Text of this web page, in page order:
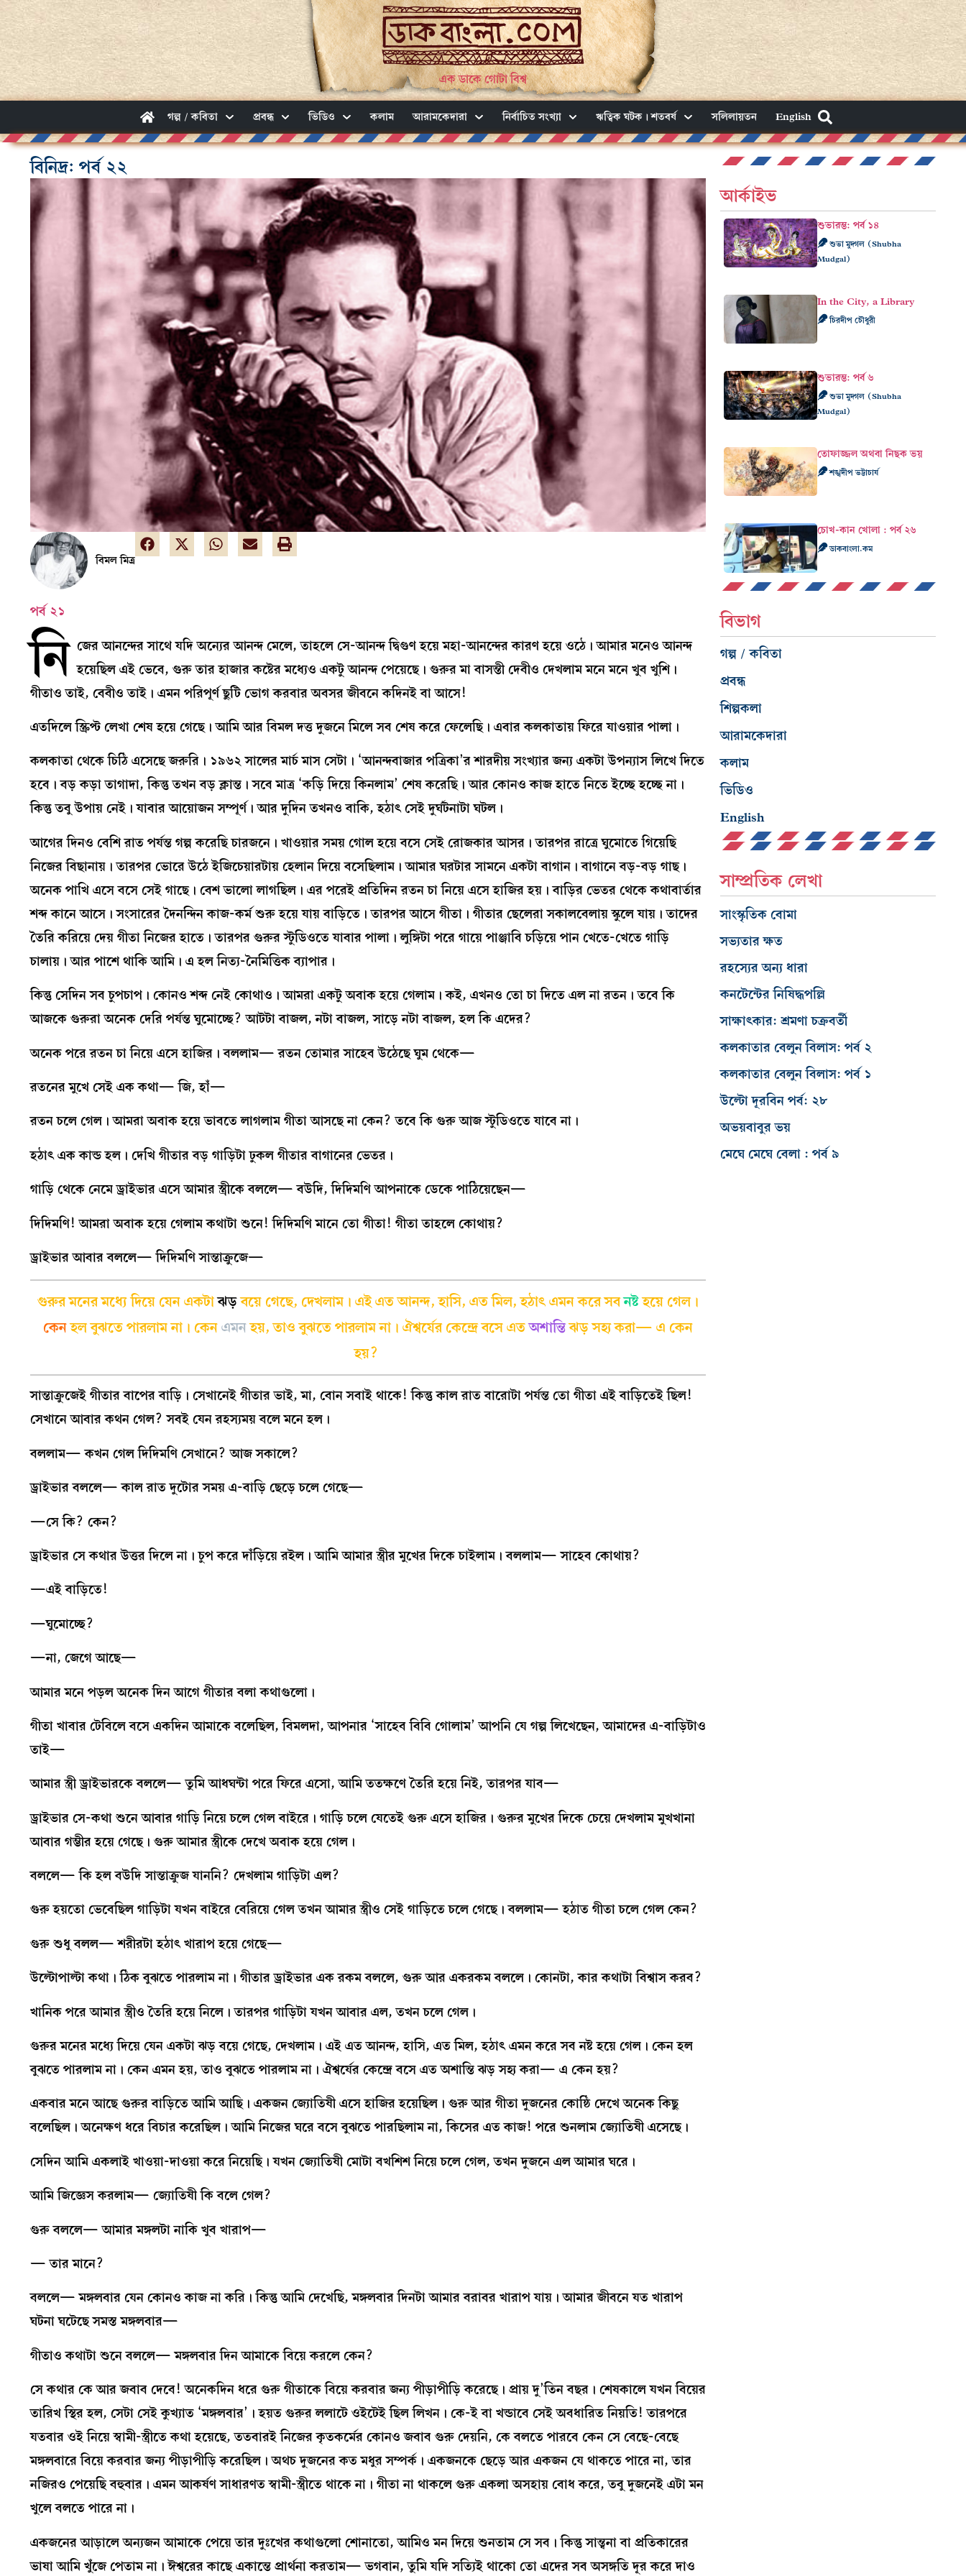
এক ডাকে গোটা বিশ্ব
গল্প / কবিতা প্রবন্ধ ভিডিও কলাম আরামকেদারা নির্বাচিত সংখ্যা ঋত্বিক ঘটক। শতবর্ষ সলিলায়তন English
বিনিদ্র: পর্ব ২২
বিমল মিত্র
পর্ব ২১
নি জের আনন্দের সাথে যদি অন্যের আনন্দ মেলে, তাহলে সে-আনন্দ দ্বিগুণ হয়ে মহা-আনন্দের কারণ হয়ে ওঠে। আমার মনেও আনন্দ
হয়েছিল এই ভেবে, গুরু তার হাজার কষ্টের মধ্যেও একটু আনন্দ পেয়েছে। গুরুর মা বাসন্তী দেবীও দেখলাম মনে মনে খুব খুশি।
গীতাও তাই, বেবীও তাই। এমন পরিপূর্ণ ছুটি ভোগ করবার অবসর জীবনে কদিনই বা আসে!
এতদিলে স্ক্রিপ্ট লেখা শেষ হয়ে গেছে। আমি আর বিমল দত্ত দুজনে মিলে সব শেষ করে ফেলেছি। এবার কলকাতায় ফিরে যাওয়ার পালা।
কলকাতা থেকে চিঠি এসেছে জরুরি। ১৯৬২ সালের মার্চ মাস সেটা। ‘আনন্দবাজার পত্রিকা’র শারদীয় সংখ্যার জন্য একটা উপন্যাস লিখে দিতে
হবে। বড় কড়া তাগাদা, কিন্তু তখন বড় ক্লান্ত। সবে মাত্র ‘কড়ি দিয়ে কিনলাম’ শেষ করেছি। আর কোনও কাজ হাতে নিতে ইচ্ছে হচ্ছে না।
কিন্তু তবু উপায় নেই। যাবার আয়োজন সম্পূর্ণ। আর দুদিন তখনও বাকি, হঠাৎ সেই দুর্ঘটনাটা ঘটল।
আগের দিনও বেশি রাত পর্যন্ত গল্প করেছি চারজনে। খাওয়ার সময় গোল হয়ে বসে সেই রোজকার আসর। তারপর রাত্রে ঘুমোতে গিয়েছি
নিজের বিছানায়। তারপর ভোরে উঠে ইজিচেয়ারটায় হেলান দিয়ে বসেছিলাম। আমার ঘরটার সামনে একটা বাগান। বাগানে বড়-বড় গাছ।
অনেক পাখি এসে বসে সেই গাছে। বেশ ভালো লাগছিল। এর পরেই প্রতিদিন রতন চা নিয়ে এসে হাজির হয়। বাড়ির ভেতর থেকে কথাবার্তার
শব্দ কানে আসে। সংসারের দৈনন্দিন কাজ-কর্ম শুরু হয়ে যায় বাড়িতে। তারপর আসে গীতা। গীতার ছেলেরা সকালবেলায় স্কুলে যায়। তাদের
তৈরি করিয়ে দেয় গীতা নিজের হাতে। তারপর গুরুর স্টুডিওতে যাবার পালা। লুঙ্গিটা পরে গায়ে পাঞ্জাবি চড়িয়ে পান খেতে-খেতে গাড়ি
চালায়। আর পাশে থাকি আমি। এ হল নিত্য-নৈমিত্তিক ব্যাপার।
কিন্তু সেদিন সব চুপচাপ। কোনও শব্দ নেই কোথাও। আমরা একটু অবাক হয়ে গেলাম। কই, এখনও তো চা দিতে এল না রতন। তবে কি
আজকে গুরুরা অনেক দেরি পর্যন্ত ঘুমোচ্ছে? আটটা বাজল, নটা বাজল, সাড়ে নটা বাজল, হল কি এদের?
অনেক পরে রতন চা নিয়ে এসে হাজির। বললাম— রতন তোমার সাহেব উঠেছে ঘুম থেকে—
রতনের মুখে সেই এক কথা— জি, হাঁ—
রতন চলে গেল। আমরা অবাক হয়ে ভাবতে লাগলাম গীতা আসছে না কেন? তবে কি গুরু আজ স্টুডিওতে যাবে না।
হঠাৎ এক কান্ড হল। দেখি গীতার বড় গাড়িটা ঢুকল গীতার বাগানের ভেতর।
গাড়ি থেকে নেমে ড্রাইভার এসে আমার স্ত্রীকে বললে— বউদি, দিদিমণি আপনাকে ডেকে পাঠিয়েছেন—
দিদিমণি! আমরা অবাক হয়ে গেলাম কথাটা শুনে! দিদিমণি মানে তো গীতা! গীতা তাহলে কোথায়?
ড্রাইভার আবার বললে— দিদিমণি সান্তাক্রুজে—
গুরুর মনের মধ্যে দিয়ে যেন একটাঝড়বয়ে গেছে, দেখলাম। এই এত আনন্দ, হাসি, এত মিল, হঠাৎ এমন করে সবনষ্টহয়ে গেল।
কেনহল বুঝতে পারলাম না। কেনএমনহয়, তাও বুঝতে পারলাম না। ঐশ্বর্যের কেন্দ্রে বসে এতঅশান্তিঝড় সহ্য করা— এ কেন
হয়?
সান্তাক্রুজেই গীতার বাপের বাড়ি। সেখানেই গীতার ভাই, মা, বোন সবাই থাকে! কিন্তু কাল রাত বারোটা পর্যন্ত তো গীতা এই বাড়িতেই ছিল!
সেখানে আবার কথন গেল? সবই যেন রহস্যময় বলে মনে হল।
বললাম— কখন গেল দিদিমণি সেখানে? আজ সকালে?
ড্রাইভার বললে— কাল রাত দুটোর সময় এ-বাড়ি ছেড়ে চলে গেছে—
—সে কি? কেন?
ড্রাইভার সে কথার উত্তর দিলে না। চুপ করে দাঁড়িয়ে রইল। আমি আমার স্ত্রীর মুখের দিকে চাইলাম। বললাম— সাহেব কোথায়?
—এই বাড়িতে!
—ঘুমোচ্ছে?
—না, জেগে আছে—
আমার মনে পড়ল অনেক দিন আগে গীতার বলা কথাগুলো।
গীতা খাবার টেবিলে বসে একদিন আমাকে বলেছিল, বিমলদা, আপনার ‘সাহেব বিবি গোলাম’ আপনি যে গল্প লিখেছেন, আমাদের এ-বাড়িটাও
তাই—
আমার স্ত্রী ড্রাইভারকে বললে— তুমি আধঘন্টা পরে ফিরে এসো, আমি ততক্ষণে তৈরি হয়ে নিই, তারপর যাব—
ড্রাইভার সে-কথা শুনে আবার গাড়ি নিয়ে চলে গেল বাইরে। গাড়ি চলে যেতেই গুরু এসে হাজির। গুরুর মুখের দিকে চেয়ে দেখলাম মুখখানা
আবার গম্ভীর হয়ে গেছে। গুরু আমার স্ত্রীকে দেখে অবাক হয়ে গেল।
বললে— কি হল বউদি সান্তাক্রুজ যাননি? দেখলাম গাড়িটা এল?
গুরু হয়তো ভেবেছিল গাড়িটা যখন বাইরে বেরিয়ে গেল তখন আমার স্ত্রীও সেই গাড়িতে চলে গেছে। বললাম— হঠাত গীতা চলে গেল কেন?
গুরু শুধু বলল— শরীরটা হঠাৎ খারাপ হয়ে গেছে—
উল্টোপাল্টা কথা। ঠিক বুঝতে পারলাম না। গীতার ড্রাইভার এক রকম বললে, গুরু আর একরকম বললে। কোনটা, কার কথাটা বিশ্বাস করব?
খানিক পরে আমার স্ত্রীও তৈরি হয়ে নিলে। তারপর গাড়িটা যখন আবার এল, তখন চলে গেল।
গুরুর মনের মধ্যে দিয়ে যেন একটা ঝড় বয়ে গেছে, দেখলাম। এই এত আনন্দ, হাসি, এত মিল, হঠাৎ এমন করে সব নষ্ট হয়ে গেল। কেন হল
বুঝতে পারলাম না। কেন এমন হয়, তাও বুঝতে পারলাম না। ঐশ্বর্যের কেন্দ্রে বসে এত অশান্তি ঝড় সহ্য করা— এ কেন হয়?
একবার মনে আছে গুরুর বাড়িতে আমি আছি। একজন জ্যোতিষী এসে হাজির হয়েছিল। গুরু আর গীতা দুজনের কোষ্ঠি দেখে অনেক কিছু
বলেছিল। অনেক্ষণ ধরে বিচার করেছিল। আমি নিজের ঘরে বসে বুঝতে পারছিলাম না, কিসের এত কাজ! পরে শুনলাম জ্যোতিষী এসেছে।
সেদিন আমি একলাই খাওয়া-দাওয়া করে নিয়েছি। যখন জ্যোতিষী মোটা বখশিশ নিয়ে চলে গেল, তখন দুজনে এল আমার ঘরে।
আমি জিজ্ঞেস করলাম— জ্যোতিষী কি বলে গেল?
গুরু বললে— আমার মঙ্গলটা নাকি খুব খারাপ—
— তার মানে?
বললে— মঙ্গলবার যেন কোনও কাজ না করি। কিন্তু আমি দেখেছি, মঙ্গলবার দিনটা আমার বরাবর খারাপ যায়। আমার জীবনে যত খারাপ
ঘটনা ঘটেছে সমস্ত মঙ্গলবার—
গীতাও কথাটা শুনে বললে— মঙ্গলবার দিন আমাকে বিয়ে করলে কেন?
সে কথার কে আর জবাব দেবে! অনেকদিন ধরে গুরু গীতাকে বিয়ে করবার জন্য পীড়াপীড়ি করেছে। প্রায় দু’তিন বছর। শেষকালে যখন বিয়ের
তারিখ স্থির হল, সেটা সেই কুখ্যাত ‘মঙ্গলবার’। হয়ত গুরুর ললাটে ওইটেই ছিল লিখন। কে-ই বা খন্ডাবে সেই অবধারিত নিয়তি! তারপরে
যতবার ওই নিয়ে স্বামী-স্ত্রীতে কথা হয়েছে, ততবারই নিজের কৃতকর্মের কোনও জবাব গুরু দেয়নি, কে বলতে পারবে কেন সে বেছে-বেছে
মঙ্গলবারে বিয়ে করবার জন্য পীড়াপীড়ি করেছিল। অথচ দুজনের কত মধুর সম্পর্ক। একজনকে ছেড়ে আর একজন যে থাকতে পারে না, তার
নজিরও পেয়েছি বহুবার। এমন আকর্ষণ সাধারণত স্বামী-স্ত্রীতে থাকে না। গীতা না থাকলে গুরু একলা অসহায় বোধ করে, তবু দুজনেই এটা মন
খুলে বলতে পারে না।
একজনের আড়ালে অন্যজন আমাকে পেয়ে তার দুঃখের কথাগুলো শোনাতো, আমিও মন দিয়ে শুনতাম সে সব। কিন্তু সান্ত্বনা বা প্রতিকারের
ভাষা আমি খুঁজে পেতাম না। ঈশ্বরের কাছে একান্তে প্রার্থনা করতাম— ভগবান, তুমি যদি সত্যিই থাকো তো এদের সব অসঙ্গতি দূর করে দাও
আর্কাইভ
শুভারম্ভ: পর্ব ১৪
শুভা মুদ্গল (Shubha
Mudgal)
In the City, a Library
চিরদীপ চৌধুরী
শুভারম্ভ: পর্ব ৬
শুভা মুদ্গল (Shubha
Mudgal)
তোফাজ্জল অথবা নিছক ভয়
শঙ্খদীপ ভট্টাচার্য
চোখ-কান খোলা : পর্ব ২৬
ডাকবাংলা.কম
বিভাগ
গল্প / কবিতা
প্রবন্ধ
শিল্পকলা
আরামকেদারা
কলাম
ভিডিও
English
সাম্প্রতিক লেখা
সাংস্কৃতিক বোমা
সভ্যতার ক্ষত
রহস্যের অন্য ধারা
কনটেন্টের নিষিদ্ধপল্লি
সাক্ষাৎকার: শ্রমণা চক্রবর্তী
কলকাতার বেলুন বিলাস: পর্ব ২
কলকাতার বেলুন বিলাস: পর্ব ১
উল্টো দূরবিন পর্ব: ২৮
অভয়বাবুর ভয়
মেঘে মেঘে বেলা : পর্ব ৯